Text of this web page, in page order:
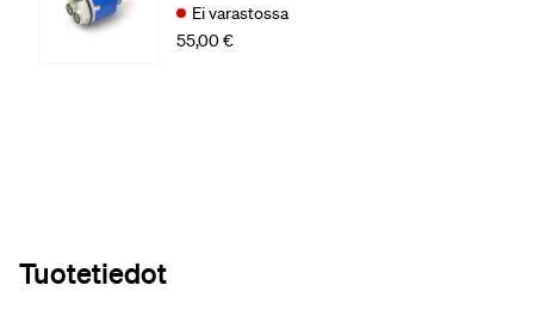
Ei varastossa
55,00 €
Tuotetiedot